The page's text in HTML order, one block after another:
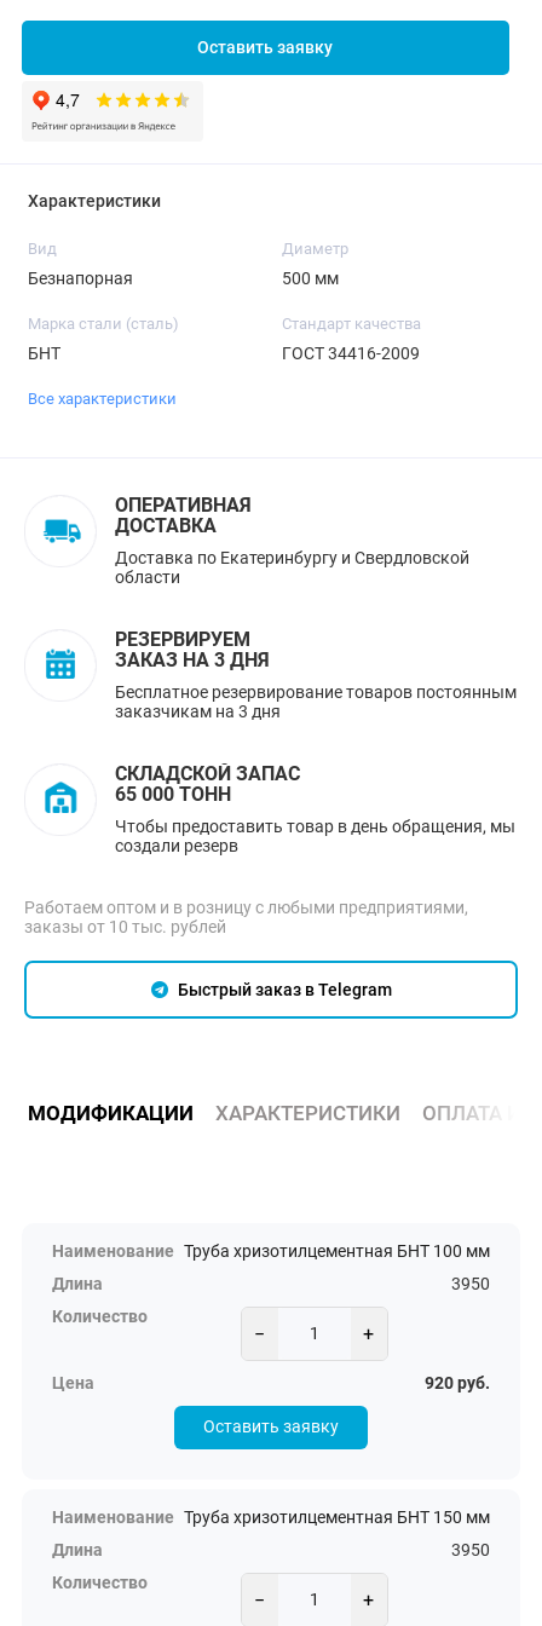
Оставить заявку
Характеристики
Вид
Безнапорная
Диаметр
500 мм
Марка стали (сталь)
БНТ
Стандарт качества
ГОСТ 34416-2009
Все характеристики
ОПЕРАТИВНАЯ
ДОСТАВКА
Доставка по Екатеринбургу и Свердловской
области
РЕЗЕРВИРУЕМ
ЗАКАЗ НА 3 ДНЯ
Бесплатное резервирование товаров постоянным
заказчикам на 3 дня
СКЛАДСКОЙ ЗАПАС
65 000 ТОНН
Чтобы предоставить товар в день обращения, мы
создали резерв
Работаем оптом и в розницу с любыми предприятиями,
заказы от 10 тыс. рублей
Быстрый заказ в Telegram
МОДИФИКАЦИИ ХАРАКТЕРИСТИКИ ОПЛАТА И
Труба хризотилцементная БНТ 100 мм
3950
− +
920 руб.
Оставить заявку
Труба хризотилцементная БНТ 150 мм
3950
− +